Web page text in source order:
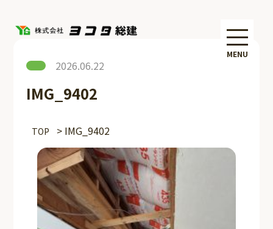
MENU
2026.06.22
IMG_9402
TOP > IMG_9402